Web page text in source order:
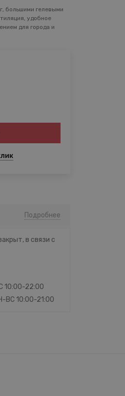
большими гелевыми
удобное
для города и
Подробнее
в связи с
10:00-22:00
ВС 10:00-21:00